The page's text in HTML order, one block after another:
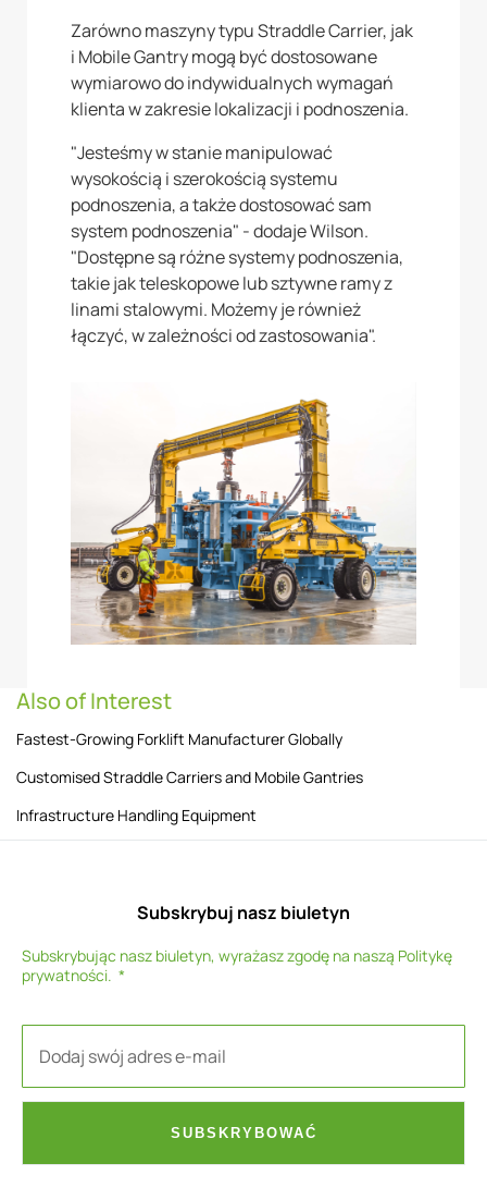
Zarówno maszyny typu Straddle Carrier, jak
i Mobile Gantry mogą być dostosowane
wymiarowo do indywidualnych wymagań
klienta w zakresie lokalizacji i podnoszenia.
"Jesteśmy w stanie manipulować
wysokością i szerokością systemu
podnoszenia, a także dostosować sam
system podnoszenia" - dodaje Wilson.
"Dostępne są różne systemy podnoszenia,
takie jak teleskopowe lub sztywne ramy z
linami stalowymi. Możemy je również
łączyć, w zależności od zastosowania".
Also of Interest
Fastest-Growing Forklift Manufacturer Globally
Customised Straddle Carriers and Mobile Gantries
Infrastructure Handling Equipment
Subskrybuj nasz biuletyn
Subskrybując nasz biuletyn, wyrażasz zgodę na naszą Politykę
prywatności.
SUBSKRYBOWAĆ